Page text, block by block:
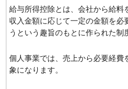
給与所得控除とは、会社から給料
収入金額に応じて一定の金額を必
うという趣旨のもとに作られた制
個人事業では、売上から必要経費
象になります。